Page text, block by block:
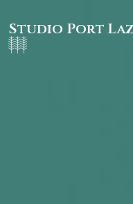
Studio Port